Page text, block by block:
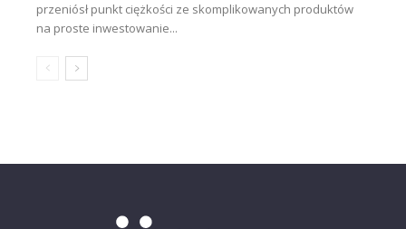
przeniósł punkt ciężkości ze skomplikowanych produktów
na proste inwestowanie...